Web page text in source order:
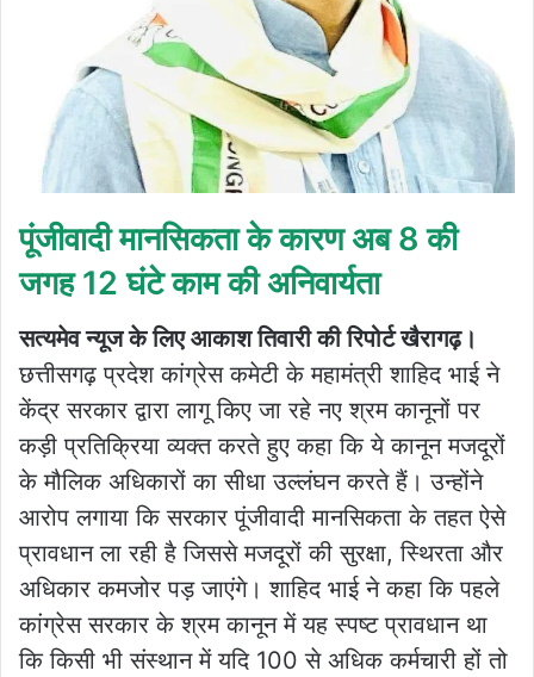
पूंजीवादी मानसिकता के कारण अब 8 की
जगह 12 घंटे काम की अनिवार्यता
सत्यमेव न्यूज के लिए आकाश तिवारी की रिपोर्ट खैरागढ़।
छत्तीसगढ़ प्रदेश कांग्रेस कमेटी के महामंत्री शाहिद भाई ने
केंद्र सरकार द्वारा लागू किए जा रहे नए श्रम कानूनों पर
कड़ी प्रतिक्रिया व्यक्त करते हुए कहा कि ये कानून मजदूरों
के मौलिक अधिकारों का सीधा उल्लंघन करते हैं। उन्होंने
आरोप लगाया कि सरकार पूंजीवादी मानसिकता के तहत ऐसे
प्रावधान ला रही है जिससे मजदूरों की सुरक्षा, स्थिरता और
अधिकार कमजोर पड़ जाएंगे। शाहिद भाई ने कहा कि पहले
कांग्रेस सरकार के श्रम कानून में यह स्पष्ट प्रावधान था
कि किसी भी संस्थान में यदि 100 से अधिक कर्मचारी हों तो